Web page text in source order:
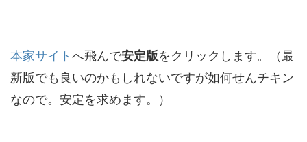
本家サイトへ飛んで安定版をクリックします。（最
新版でも良いのかもしれないですが如何せんチキン
なので。安定を求めます。）